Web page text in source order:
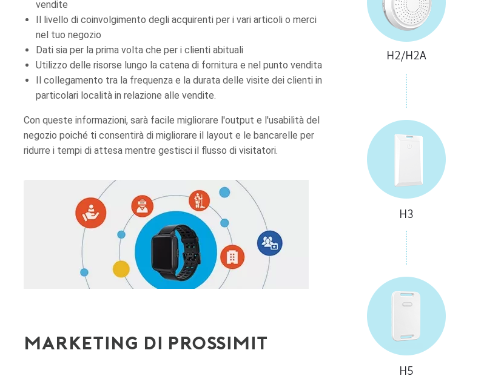
vendite
Il livello di coinvolgimento degli acquirenti per i vari articoli o merci
nel tuo negozio
Dati sia per la prima volta che per i clienti abituali
Utilizzo delle risorse lungo la catena di fornitura e nel punto vendita
Il collegamento tra la frequenza e la durata delle visite dei clienti in
particolari località in relazione alle vendite.
Con queste informazioni, sarà facile migliorare l'output e l'usabilità del
negozio poiché ti consentirà di migliorare il layout e le bancarelle per
ridurre i tempi di attesa mentre gestisci il flusso di visitatori.
Marketing di prossimità